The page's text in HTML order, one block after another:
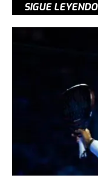
SIGUE LEYENDO